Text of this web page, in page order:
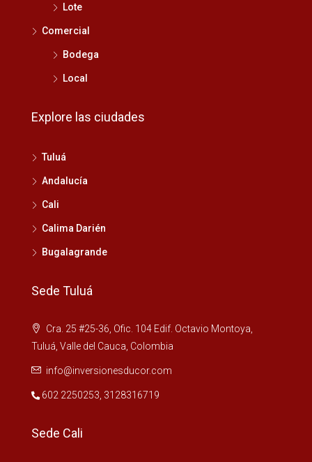
Lote
Comercial
Bodega
Local
Explore las ciudades
Tuluá
Andalucía
Cali
Calima Darién
Bugalagrande
Sede Tuluá
Cra. 25 #25-36, Ofic. 104 Edif. Octavio Montoya,
Tuluá, Valle del Cauca, Colombia
info@inversionesducor.com
602 2250253 3128316719
Sede Cali